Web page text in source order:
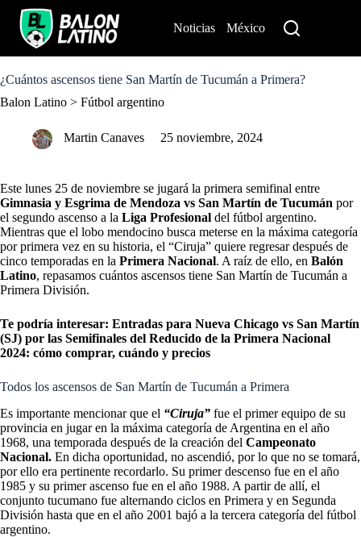
o
o
Noticias México
¿Cuántos ascensos tiene San Martín de Tucumán a Primera?
Balon Latino > Fútbol argentino
Martin Canaves 25 noviembre, 2024
Este lunes 25 de noviembre se jugará la primera semifinal entre
Gimnasia y Esgrima de Mendoza vs San Martín de Tucumán por
el segundo ascenso a la Liga Profesional del fútbol argentino.
Mientras que el lobo mendocino busca meterse en la máxima categoría
por primera vez en su historia, el “Ciruja” quiere regresar después de
cinco temporadas en la Primera Nacional. A raíz de ello, en Balón
Latino, repasamos cuántos ascensos tiene San Martín de Tucumán a
Primera División.
Te podría interesar: Entradas para Nueva Chicago vs San Martín
(SJ) por las Semifinales del Reducido de la Primera Nacional
2024: cómo comprar, cuándo y precios
Todos los ascensos de San Martín de Tucumán a Primera
Es importante mencionar que el “Ciruja” fue el primer equipo de su
provincia en jugar en la máxima categoría de Argentina en el año
1968, una temporada después de la creación del Campeonato
Nacional. En dicha oportunidad, no ascendió, por lo que no se tomará,
por ello era pertinente recordarlo. Su primer descenso fue en el año
1985 y su primer ascenso fue en el año 1988. A partir de allí, el
conjunto tucumano fue alternando ciclos en Primera y en Segunda
División hasta que en el año 2001 bajó a la tercera categoría del fútbol
argentino.